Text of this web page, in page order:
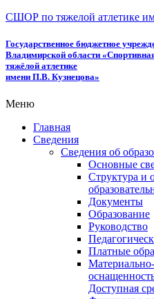
СШОР по тяжелой атлетике
Государственное бюджетное
Владимирской области
тяжёлой атлетике
имени П.В. Кузнецова»
Меню
Главная
Сведения
Сведения об
Основные
Структура и
Документы
Образование
Руководство
Платные
Доступная